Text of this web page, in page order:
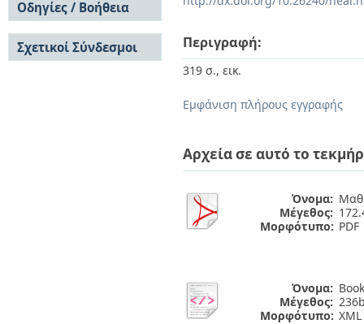
Περιγραφή:
319 σ., εικ.
Εμφάνιση πλήρους εγγραφής
Αρχεία σε αυτό το
Όνομα:
Μέγεθος:
Μορφότυπο: PDF
Όνομα:
Μέγεθος:
Μορφότυπο: XML
Έκδοσης
Συγγραφείς
Τίτλοι
Θέματα
Εγγραφή
Οδηγίες / Βοήθεια
Οδηγίες Υποβολής
Οδηγίες Χρήσης ΙΑ
Συχνές Ερωτήσεις
Σχετικοί Σύνδεσμοι